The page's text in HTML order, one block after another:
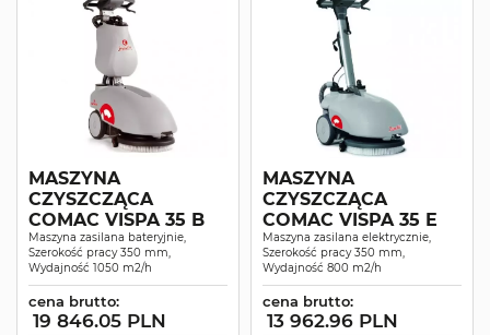
MASZYNA
CZYSZCZĄCA
COMAC VISPA 35 B
Maszyna zasilana bateryjnie,
Szerokość pracy 350 mm,
Wydajność 1050 m2/h
cena brutto:
19 846.05 PLN
MASZYNA
CZYSZCZĄCA
COMAC VISPA 35 E
Maszyna zasilana elektrycznie,
Szerokość pracy 350 mm,
Wydajność 800 m2/h
cena brutto:
13 962.96 PLN